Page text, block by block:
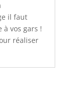
il faut
à vos gars !
réaliser